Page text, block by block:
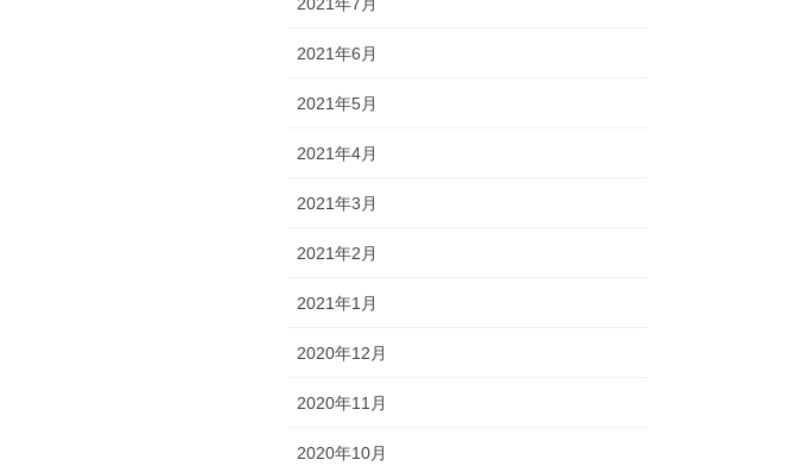
2021年6月
2021年5月
2021年4月
2021年3月
2021年2月
2021年1月
2020年12月
2020年11月
2020年10月